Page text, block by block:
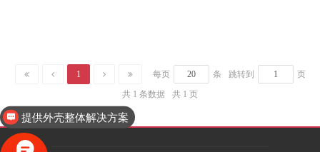
1 每页 条 跳转到
页
共 1 条数据
共 1 页
提供外壳整体解决方案